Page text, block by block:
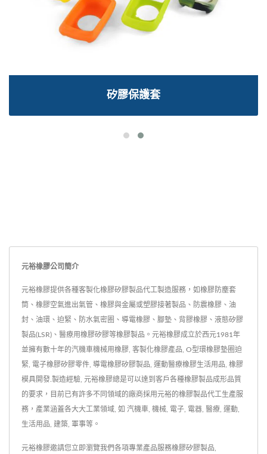
矽膠保護套
元裕橡膠公司簡介
元裕橡膠提供各種客製化橡膠矽膠製品代工製造服務，如橡膠防塵套
筒、橡膠空氣進出氣管、橡膠與金屬或塑膠接著製品、防震橡膠、油
封、油環、迫緊、防水氣密圈、導電橡膠、腳墊、背膠橡膠、液態矽膠
製品(LSR)、醫療用橡膠矽膠等橡膠製品。元裕橡膠成立於西元1981年
並擁有數十年的汽機車機械用橡膠, 客製化橡膠產品, O型環橡膠墊圈迫
緊, 電子橡膠矽膠零件, 導電橡膠矽膠製品, 運動醫療橡膠生活用品, 橡膠
模具開發.製造經驗, 元裕橡膠總是可以達到客戶各種橡膠製品成形品質
的要求，目前已有許多不同領域的廠商採用元裕的橡膠製品代工生產服
務，產業涵蓋各大大工業領域, 如 汽機車, 機械, 電子, 電器, 醫療, 運動,
生活用品, 建築, 軍事等。
元裕橡膠邀請您立即瀏覽我們各項專業產品服務橡膠矽膠製品,